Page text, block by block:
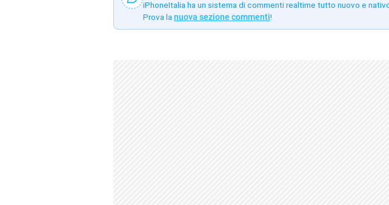
iPhoneItalia ha un sistema di commenti realtime tutto nuovo e
Prova la nuova sezione commenti!